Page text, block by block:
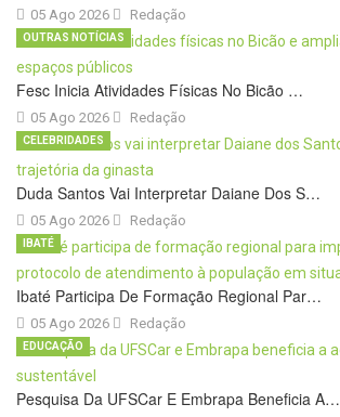
05 Ago 2026 Redação
Fesc Inicia Atividades Físicas No Bicão …
05 Ago 2026
OUTRAS NOTÍCIAS
Redação
Duda Santos Vai Interpretar Daiane Dos S…
05 Ago 2026
CELEBRIDADES
Redação
Ibaté Participa De Formação Regional Par…
05 Ago 2026
IBATÉ
Redação
Pesquisa Da UFSCar E Embrapa Beneficia A…
EDUCAÇÃO